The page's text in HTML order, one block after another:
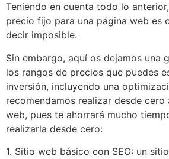
Teniendo en cuenta todo lo
precio fijo para una página web es
decir imposible.
Sin embargo, aquí os dejamos una
los rangos de precios que puedes
inversión, incluyendo una
recomendamos realizar desde cero
web, pues te ahorrará mucho
realizarla desde cero:
1. Sitio web básico con SEO: un